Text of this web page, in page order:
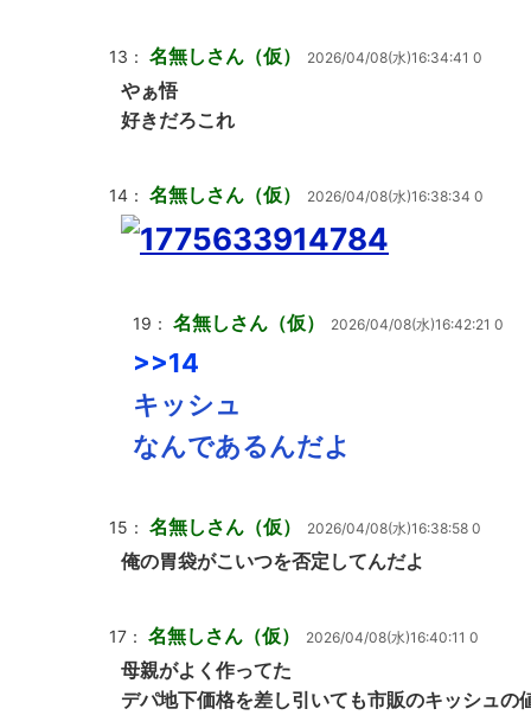
13： 名無しさん（仮） 2026/04/08(水)16:34:41 0
やぁ悟
好きだろこれ
14： 名無しさん（仮） 2026/04/08(水)16:38:34 0
19： 名無しさん（仮） 2026/04/08(水)16:42:21 0
>>14
キッシュ
なんであるんだよ
15： 名無しさん（仮） 2026/04/08(水)16:38:58 0
俺の胃袋がこいつを否定してんだよ
17： 名無しさん（仮） 2026/04/08(水)16:40:11 0
母親がよく作ってた
デパ地下価格を差し引いても市販のキッシュの